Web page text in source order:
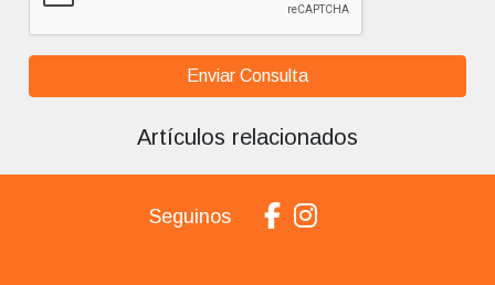
Enviar Consulta
Artículos relacionados
Seguinos